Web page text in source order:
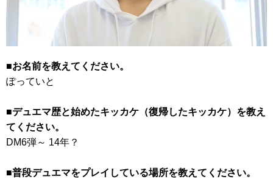
■お名前を教えてください。
ぽっていと
■デュエマ歴と始めたキッカケ（復帰したキッカケ）を教え
てください。
DM6弾～ 14年？
■普段デュエマをプレイしている場所を教えてください。